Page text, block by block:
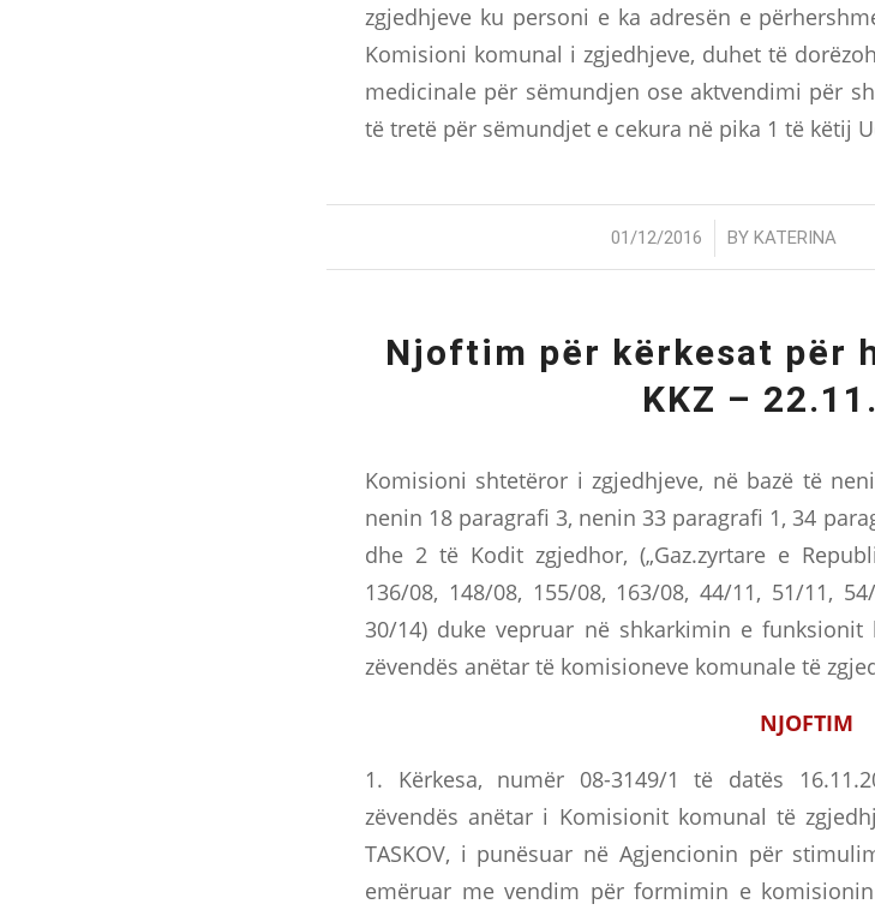
zgjedhjeve ku personi e ka adresën e
Komisioni komunal i zgjedhjeve, duhet të
medicinale për sëmundjen ose aktvendimi për
të tretë për sëmundjet e cekura në pika 1 të këtij
01/12/2016
/ BYKATERINA
Njoftim për kërkesat për
KKZ –
Komisioni shtetëror i zgjedhjeve, në bazë të
nenin 18 paragrafi 3, nenin 33 paragrafi 1, 34
dhe 2 të Kodit zgjedhor, („Gaz.zyrtare e
136/08, 148/08, 155/08, 163/08, 44/11, 51/11,
30/14) duke vepruar në shkarkimin e funksionit
zëvendës anëtar të komisioneve komunale të
NJOFTIM
1. Kërkesa, numër 08-3149/1 të datës
zëvendës anëtar i Komisionit komunal të
TASKOV, i punësuar në Agjencionin për
emëruar me vendim për formimin e